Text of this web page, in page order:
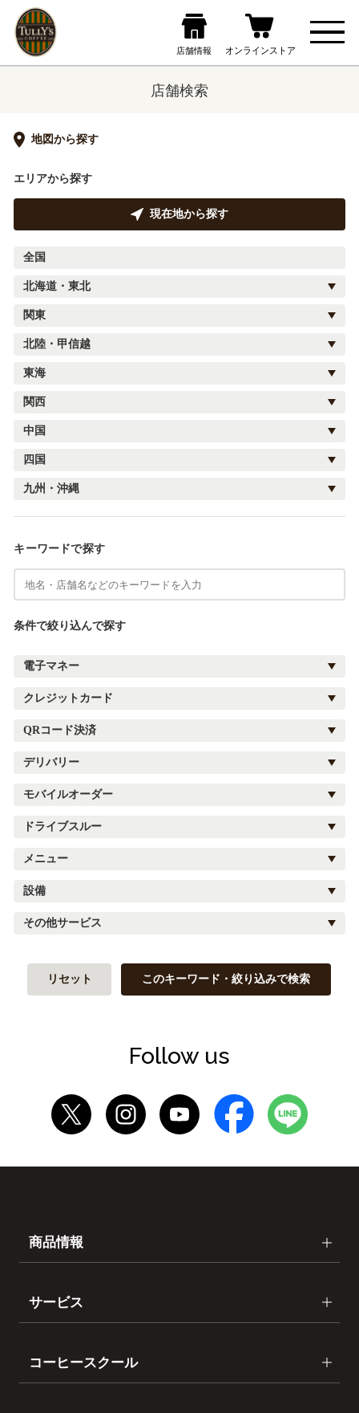
店舗検索
地図から探す
エリアから探す
現在地から探す
全国
北海道・東北
関東
北陸・甲信越
東海
関西
中国
四国
九州・沖縄
キーワードで探す
条件で絞り込んで探す
電子マネー
クレジットカード
QRコード決済
デリバリー
モバイルオーダー
ドライブスルー
メニュー
設備
その他サービス
リセット このキーワード・絞り込みで検索
Follow us
商品情報
サービス
コーヒースクール